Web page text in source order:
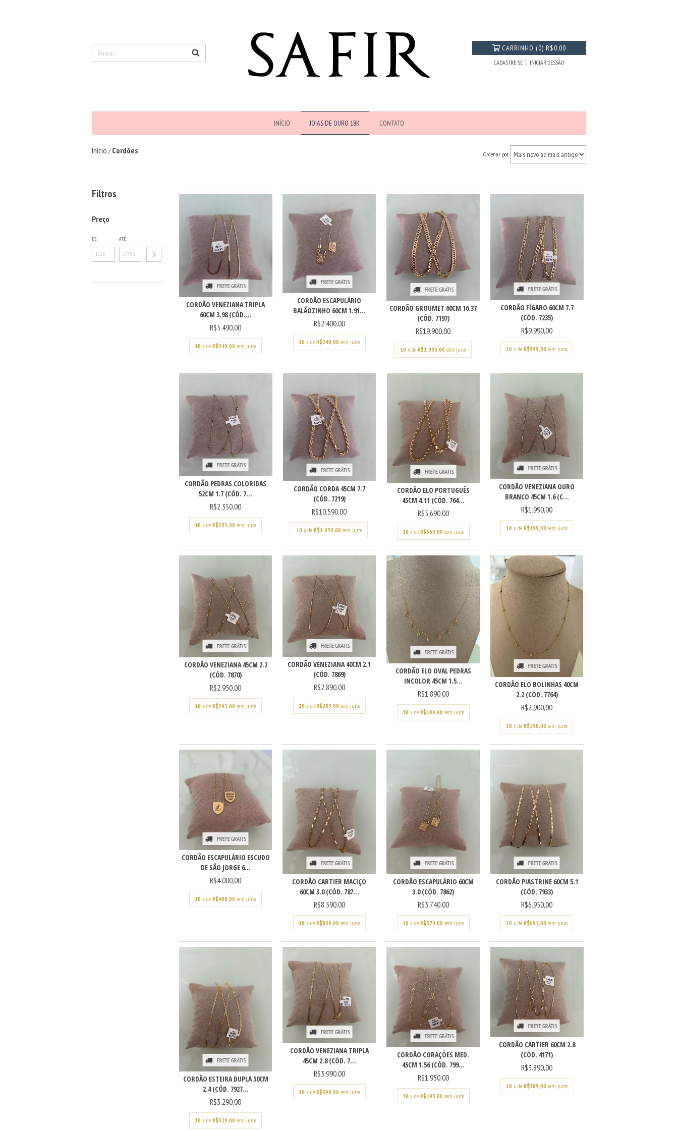
CARRINHO (0) R$0,00
CADASTRE-SE INICIAR SESSÃO
INÍCIO JOIAS DE OURO 18K CONTATO
Início / Cordões Ordenar por
Filtros
Preço
DE ATÉ
FRETE GRÁTIS
CORDÃO VENEZIANA TRIPLA
60CM 3.98 (CÓD....
R$5.490,00
10 x deR$549,00 sem juros
FRETE GRÁTIS
CORDÃO ESCAPULÁRIO
BALÃOZINHO 60CM 1.91...
R$2.400,00
10 x de R$240,00 sem juros
FRETE GRÁTIS
CORDÃO GROUMET 60CM 16.37
(CÓD. 7197)
R$19.900,00
10 x deR$1.990,00 sem juros
FRETE GRÁTIS
CORDÃO FÍGARO 60CM 7.7
(CÓD. 7235)
R$9.990,00
10 x deR$999,00 sem juros
FRETE GRÁTIS
CORDÃO PEDRAS COLORIDAS
52CM 1.7 (CÓD. 7...
R$2.350,00
10 x deR$235,00 sem juros
FRETE GRÁTIS
CORDÃO CORDA 45CM 7.7
(CÓD. 7219)
R$10.590,00
10 x deR$1.059,00 sem juros
FRETE GRÁTIS
CORDÃO ELO PORTUGUÊS
45CM 4.11 (CÓD. 764...
R$5.690,00
10 x de R$569,00 sem juros
FRETE GRÁTIS
CORDÃO VENEZIANA OURO
BRANCO 45CM 1.6 (C...
R$1.990,00
10 x deR$199,00 sem juros
FRETE GRÁTIS
CORDÃO VENEZIANA 45CM 2.2
(CÓD. 7870)
R$2.950,00
10 x deR$295,00 sem juros
FRETE GRÁTIS
CORDÃO VENEZIANA 40CM 2.1
(CÓD. 7869)
R$2.890,00
10 x de R$289,00 sem juros
FRETE GRÁTIS
CORDÃO ELO OVAL PEDRAS
INCOLOR 45CM 1.5...
R$1.890,00
10 x de R$189,00 sem juros
FRETE GRÁTIS
CORDÃO ELO BOLINHAS 40CM
2.2 (CÓD. 7764)
R$2.900,00
10 x deR$290,00 sem juros
FRETE GRÁTIS
CORDÃO ESCAPULÁRIO ESCUDO
DE SÃO JORGE 6...
R$4.000,00
10 x deR$400,00 sem juros
FRETE GRÁTIS
CORDÃO CARTIER MACIÇO
60CM 3.0 (CÓD. 787...
R$8.590,00
10 x de R$859,00 sem juros
FRETE GRÁTIS
CORDÃO ESCAPULÁRIO 60CM
3.0 (CÓD. 7862)
R$3.740,00
10 x de R$374,00 sem juros
FRETE GRÁTIS
CORDÃO PIASTRINE 60CM 5.1
(CÓD. 7933)
R$6.950,00
10 x deR$695,00 sem juros
FRETE GRÁTIS
CORDÃO ESTEIRA DUPLA 50CM
2.4 (CÓD. 7927...
R$3.290,00
10 x deR$329,00 sem juros
FRETE GRÁTIS
CORDÃO VENEZIANA TRIPLA
45CM 2.8 (CÓD. 7...
R$3.990,00
10 x de R$399,00 sem juros
FRETE GRÁTIS
CORDÃO CORAÇÕES MED.
45CM 1.56 (CÓD. 799...
R$1.950,00
10 x de R$195,00 sem juros
FRETE GRÁTIS
CORDÃO CARTIER 60CM 2.8
(CÓD. 4171)
R$3.890,00
10 x deR$389,00 sem juros